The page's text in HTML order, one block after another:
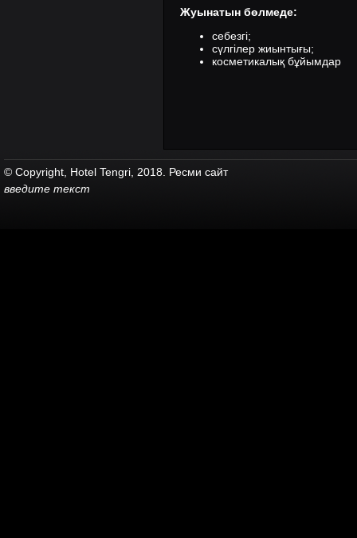
Жуынатын бөлмеде:
себезгі;
сүлгілер жиынтығы;
косметикалық бұйымдар
© Copyright, Hotel Tengri, 2018. Ресми сайт
введите текст